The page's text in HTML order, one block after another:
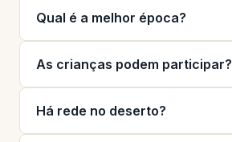
Qual é a melhor época?
As crianças podem participar?
Há rede no deserto?